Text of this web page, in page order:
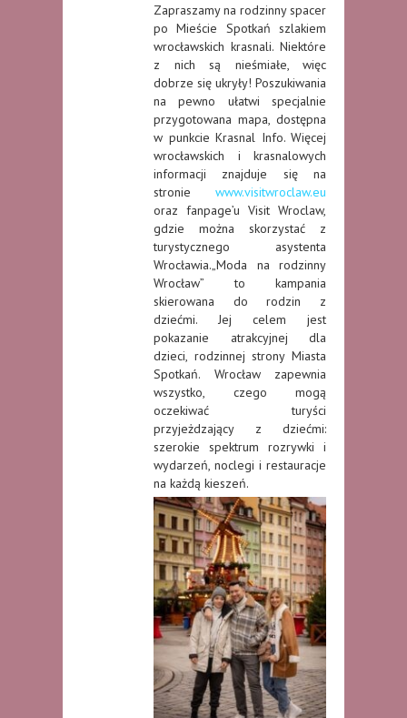
Zapraszamy na rodzinny spacer
po Mieście Spotkań szlakiem
wrocławskich krasnali. Niektóre
z nich są nieśmiałe, więc
dobrze się ukryły! Poszukiwania
na pewno ułatwi specjalnie
przygotowana mapa, dostępna
w punkcie Krasnal Info. Więcej
wrocławskich i krasnalowych
informacji znajduje się na
stronie www.visitwroclaw.eu
oraz fanpage’u Visit Wroclaw,
gdzie można skorzystać z
turystycznego asystenta
Wrocławia.„Moda na rodzinny
Wrocław” to kampania
skierowana do rodzin z
dziećmi. Jej celem jest
pokazanie atrakcyjnej dla
dzieci, rodzinnej strony Miasta
Spotkań. Wrocław zapewnia
wszystko, czego mogą
oczekiwać turyści
przyjeżdzający z dziećmi:
szerokie spektrum rozrywki i
wydarzeń, noclegi i restauracje
na każdą kieszeń.